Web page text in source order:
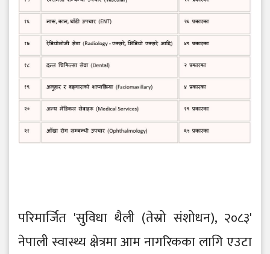
परिमार्जित 'सुविधा थैली (तेस्रो संशोधन), २०८३'
नेपाली स्वास्थ्य क्षेत्रमा आम नागरिकका लागि एउटा